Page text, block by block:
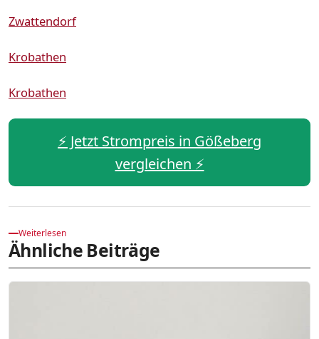
Zwattendorf
Krobathen
Krobathen
⚡️ Jetzt Strompreis in Gößeberg
vergleichen ⚡️
Weiterlesen
Ähnliche Beiträge